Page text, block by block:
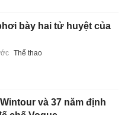
bày hai tử huyệt của
Thể thao
và 37 năm định